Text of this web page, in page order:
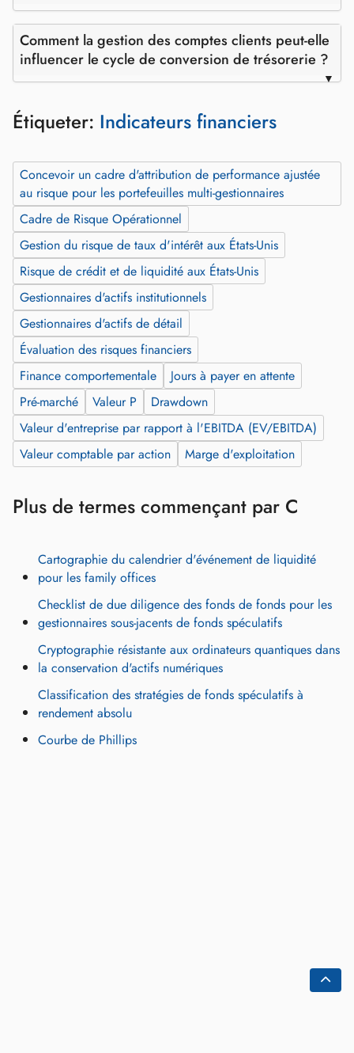
Comment la gestion des comptes clients peut-elle
influencer le cycle de conversion de trésorerie ?
Étiqueter: Indicateurs financiers
Concevoir un cadre d'attribution de performance ajustée
au risque pour les portefeuilles multi‑gestionnaires
Cadre de Risque Opérationnel
Gestion du risque de taux d'intérêt aux États-Unis
Risque de crédit et de liquidité aux États-Unis
Gestionnaires d'actifs institutionnels
Gestionnaires d'actifs de détail
Évaluation des risques financiers
Finance comportementale
Jours à payer en attente
Pré‑marché
Valeur P
Drawdown
Valeur d'entreprise par rapport à l'EBITDA (EV/EBITDA)
Valeur comptable par action
Marge d'exploitation
Plus de termes commençant par C
Cartographie du calendrier d'événement de liquidité
pour les family offices
Checklist de due diligence des fonds de fonds pour les
gestionnaires sous-jacents de fonds spéculatifs
Cryptographie résistante aux ordinateurs quantiques dans
la conservation d'actifs numériques
Classification des stratégies de fonds spéculatifs à
rendement absolu
Courbe de Phillips